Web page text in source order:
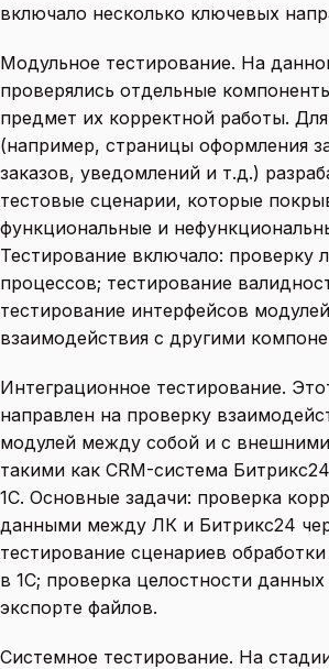
включало несколько ключевых
Модульное тестирование. На
проверялись отдельные
предмет их корректной работы.
(например, страницы оформления
заказов, уведомлений и т.д.)
тестовые сценарии, которые
функциональные и
Тестирование включало: проверку
процессов; тестирование
тестирование интерфейсов
взаимодействия с другими
Интеграционное тестирование.
направлен на проверку
модулей между собой и с
такими как CRM-система
1С. Основные задачи: проверка
данными между ЛК и Битрикс24
тестирование сценариев обработки
в 1С; проверка целостности
экспорте файлов.
Системное тестирование. На